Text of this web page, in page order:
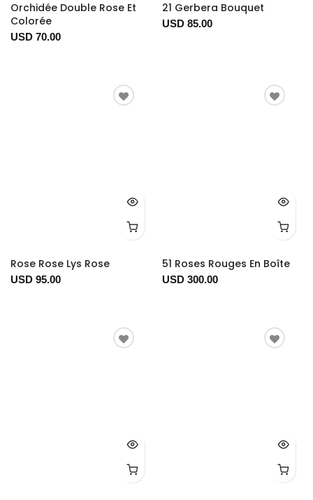
Orchidée Double Rose Et
Colorée
USD 70.00
21 Gerbera Bouquet
USD 85.00
Rose Rose Lys Rose
USD 95.00
51 Roses Rouges En Boîte
USD 300.00